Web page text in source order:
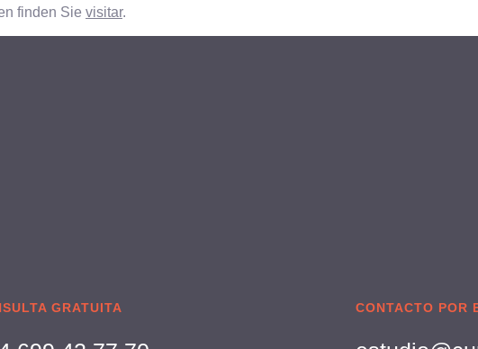
finden Sie visitar.
GRATUITA CONTACTO POR